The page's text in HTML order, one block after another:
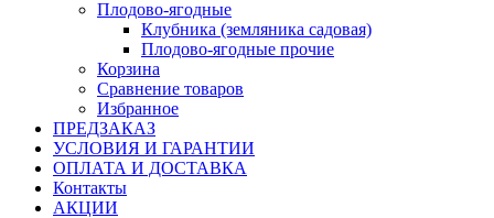
Плодово-ягодные
Клубника (земляника садовая)
Плодово-ягодные прочие
Корзина
Сравнение товаров
Избранное
ПРЕДЗАКАЗ
УСЛОВИЯ И ГАРАНТИИ
ОПЛАТА И ДОСТАВКА
Контакты
АКЦИИ